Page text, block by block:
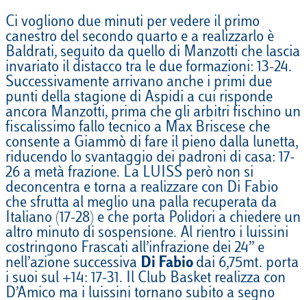
Ci vogliono due minuti per vedere il primo
canestro del secondo quarto e a realizzarlo è
Baldrati, seguito da quello di Manzotti che lascia
invariato il distacco tra le due formazioni: 13-24.
Successivamente arrivano anche i primi due
punti della stagione di Aspidi a cui risponde
ancora Manzotti, prima che gli arbitri fischino un
fiscalissimo fallo tecnico a Max Briscese che
consente a Giammò di fare il pieno dalla lunetta,
riducendo lo svantaggio dei padroni di casa: 17-
26 a metà frazione. La LUISS però non si
deconcentra e torna a realizzare con Di Fabio
che sfrutta al meglio una palla recuperata da
Italiano (17-28) e che porta Polidori a chiedere un
altro minuto di sospensione. Al rientro i luissini
costringono Frascati all’infrazione dei 24’’ e
nell’azione successiva Di Fabio dai 6,75mt. porta
i suoi sul +14: 17-31. Il Club Basket realizza con
D’Amico ma i luissini tornano subito a segno